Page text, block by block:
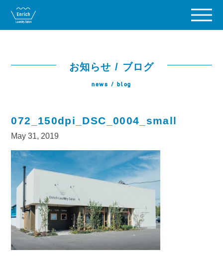
お知らせ / ブログ
news / blog
072_150dpi_DSC_0004_small
May 31, 2019